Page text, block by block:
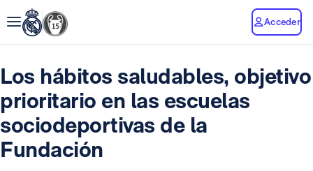
Acceder
Los hábitos saludables, objetivo
prioritario en las escuelas
sociodeportivas de la
Fundación